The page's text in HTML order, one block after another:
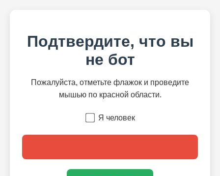
Подтвердите, что вы
не бот
Пожалуйста, отметьте флажок и проведите
мышью по красной области.
Я человек